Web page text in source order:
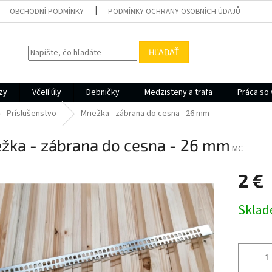
OBCHODNÍ PODMÍNKY PODMÍNKY OCHRANY OSOBNÍCH ÚDAJŮ
HĽADAŤ
Včelí úly Debničky Medzisteny a trafa Práca so
Príslušenstvo Mriežka - zábrana do cesna - 26 mm
- zábrana do cesna - 26 mm MC
2 €
cena: